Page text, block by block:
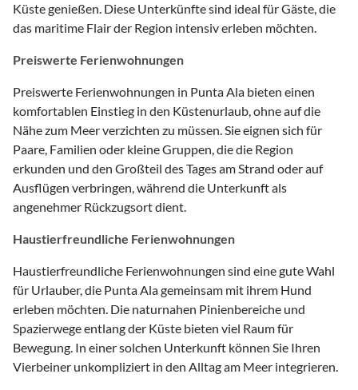
Küste genießen. Diese Unterkünfte sind ideal für Gäste, die
das maritime Flair der Region intensiv erleben möchten.
Preiswerte Ferienwohnungen
Preiswerte Ferienwohnungen in Punta Ala bieten einen
komfortablen Einstieg in den Küstenurlaub, ohne auf die
Nähe zum Meer verzichten zu müssen. Sie eignen sich für
Paare, Familien oder kleine Gruppen, die die Region
erkunden und den Großteil des Tages am Strand oder auf
Ausflügen verbringen, während die Unterkunft als
angenehmer Rückzugsort dient.
Haustierfreundliche Ferienwohnungen
Haustierfreundliche Ferienwohnungen sind eine gute Wahl
für Urlauber, die Punta Ala gemeinsam mit ihrem Hund
erleben möchten. Die naturnahen Pinienbereiche und
Spazierwege entlang der Küste bieten viel Raum für
Bewegung. In einer solchen Unterkunft können Sie Ihren
Vierbeiner unkompliziert in den Alltag am Meer integrieren.